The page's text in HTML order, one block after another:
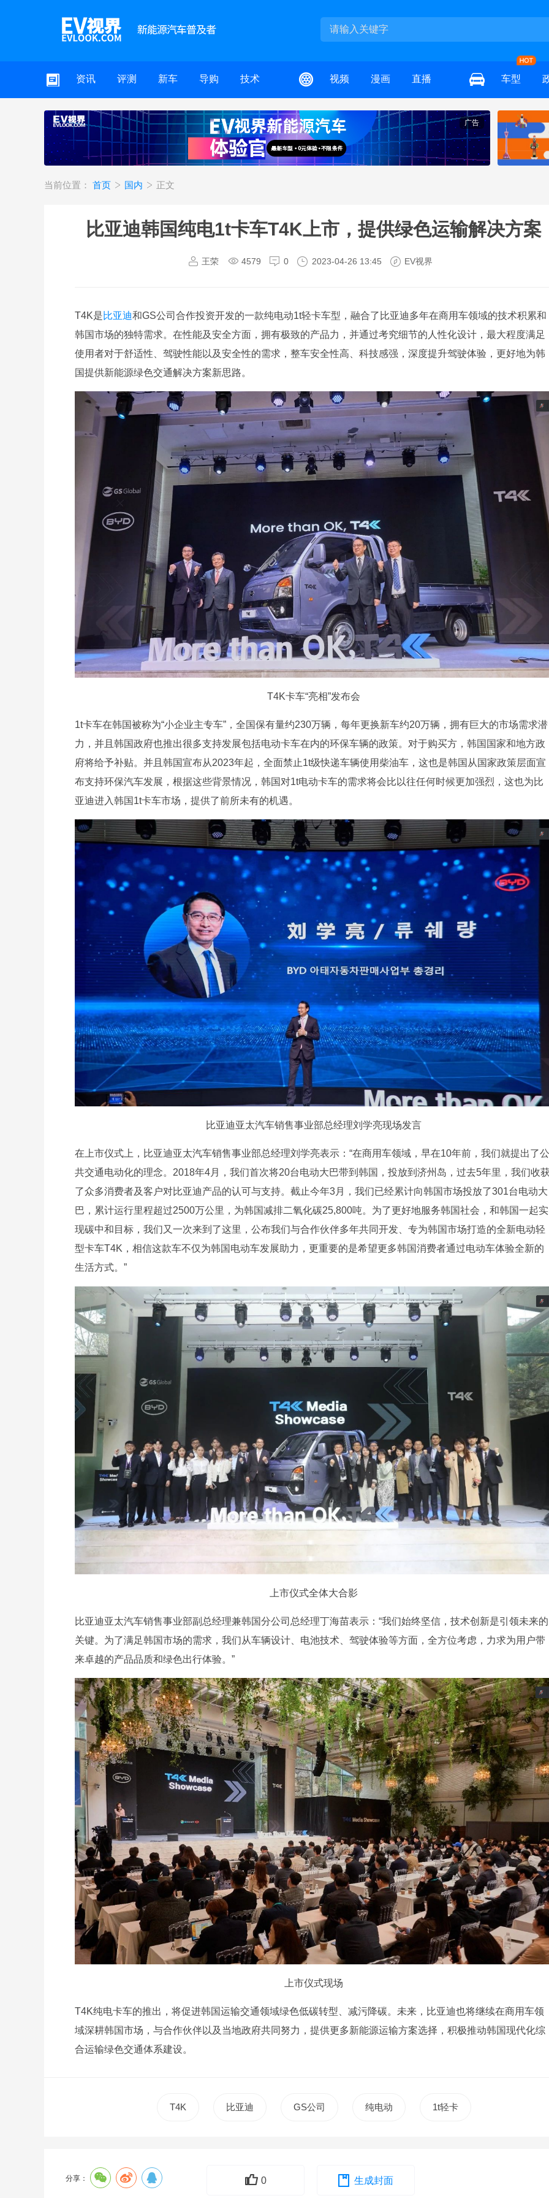
资讯 评测 新车 导购 技术 视频 漫画 直播 车型
广告
当前位置： 首页 国内 正文
比亚迪韩国纯电1t卡车T4K上市，提供绿色运输解决方案
王荣 4579 0 2023-04-26 13:45 EV视界
T4K是比亚迪和GS公司合作投资开发的一款纯电动1t轻卡车型，融合了比亚迪多年在商用车领域的技术积累和
韩国市场的独特需求。在性能及安全方面，拥有极致的产品力，并通过考究细节的人性化设计，最大程度满足
使用者对于舒适性、驾驶性能以及安全性的需求，整车安全性高、科技感强，深度提升驾驶体验，更好地为韩
国提供新能源绿色交通解决方案新思路。
T4K卡车“亮相”发布会
1t卡车在韩国被称为“小企业主专车”，全国保有量约230万辆，每年更换新车约20万辆，拥有巨大的市场需求潜
力，并且韩国政府也推出很多支持发展包括电动卡车在内的环保车辆的政策。对于购买方，韩国国家和地方政
府将给予补贴。并且韩国宣布从2023年起，全面禁止1t级快递车辆使用柴油车，这也是韩国从国家政策层面宣
布支持环保汽车发展，根据这些背景情况，韩国对1t电动卡车的需求将会比以往任何时候更加强烈，这也为比
亚迪进入韩国1t卡车市场，提供了前所未有的机遇。
比亚迪亚太汽车销售事业部总经理刘学亮现场发言
在上市仪式上，比亚迪亚太汽车销售事业部总经理刘学亮表示：“在商用车领域，早在10年前，我们就提出了公
共交通电动化的理念。2018年4月，我们首次将20台电动大巴带到韩国，投放到济州岛，过去5年里，我们收
了众多消费者及客户对比亚迪产品的认可与支持。截止今年3月，我们已经累计向韩国市场投放了301台电动大
巴，累计运行里程超过2500万公里，为韩国减排二氧化碳25,800吨。为了更好地服务韩国社会，和韩国一起实
现碳中和目标，我们又一次来到了这里，公布我们与合作伙伴多年共同开发、专为韩国市场打造的全新电动轻
型卡车T4K，相信这款车不仅为韩国电动车发展助力，更重要的是希望更多韩国消费者通过电动车体验全新的
生活方式。”
上市仪式全体大合影
比亚迪亚太汽车销售事业部副总经理兼韩国分公司总经理丁海苗表示：“我们始终坚信，技术创新是引领未来的
关键。为了满足韩国市场的需求，我们从车辆设计、电池技术、驾驶体验等方面，全方位考虑，力求为用户带
来卓越的产品品质和绿色出行体验。”
上市仪式现场
T4K纯电卡车的推出，将促进韩国运输交通领域绿色低碳转型、减污降碳。未来，比亚迪也将继续在商用车领
域深耕韩国市场，与合作伙伴以及当地政府共同努力，提供更多新能源运输方案选择，积极推动韩国现代化综
合运输绿色交通体系建设。
T4K 比亚迪 GS公司 纯电动 1t轻卡
分享： 0 生成封面